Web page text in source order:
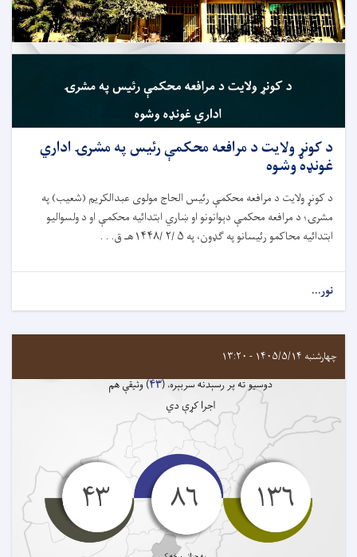
د کونړ ولایت د مرافعه محکمې رئيس په مشرۍ اداري
غونډه وشوه
د کونړ ولایت د مرافعه محکمې رئيس الحاج مولوی عبدالکریم (شعیب) په
مشرۍ؛ د مرافعه محکمې دېوانونو او ښاري ابتدائيه محکمې او د ولسوالیو
ابتدائيه محاکمو رئيسانو په ګډون، په ۵ /۲ /۱۴۴۸هـ ق. . .
نور...
چهارشنبه ۱۴۰۵/۵/۱۴ - ۱۳:۲۰